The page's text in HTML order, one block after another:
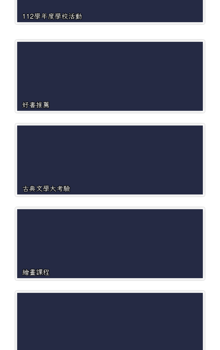
112學年度學校活動
好書推薦
古典文學大考驗
繪畫課程